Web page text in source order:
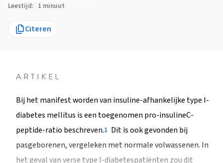
Leestijd 1 minuut
Citeren
ARTIKEL
Bij het manifest worden van insuline-afhankelijke type I-
diabetes mellitus is een toegenomen pro-insulineC-
peptide-ratio beschreven.1 Dit is ook gevonden bij
pasgeborenen, vergeleken met normale volwassenen. In
het geval van verse type I-diabetespatiënten zou dit